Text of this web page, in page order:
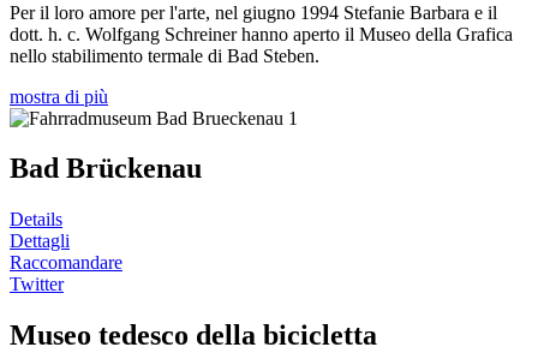
Per il loro amore per l'arte, nel giugno 1994 Stefanie Barbara e il
dott. h. c. Wolfgang Schreiner hanno aperto il Museo della Grafica
nello stabilimento termale di Bad Steben.
mostra di più
Bad Brückenau
Details
Dettagli
Raccomandare
Twitter
Museo tedesco della bicicletta